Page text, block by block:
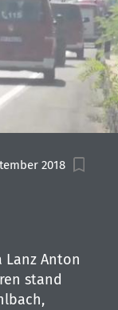
2018
Lanz Anton
stand